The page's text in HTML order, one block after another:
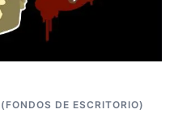
DE ESCRITORIO)